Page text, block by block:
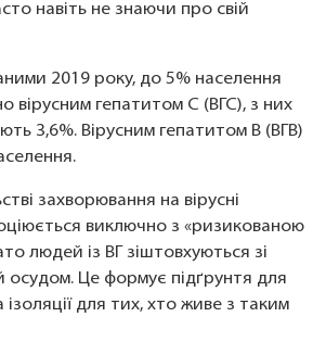
навіть не знаючи про свій
2019 року, до 5% населення
вірусним гепатитом С (ВГС), з них
3,6%. Вірусним гепатитом В (ВГВ)
захворювання на вірусні
виключно з «ризикованою
людей із ВГ зіштовхуються зі
осудом. Це формує підґрунтя для
ізоляції для тих, хто живе з таким